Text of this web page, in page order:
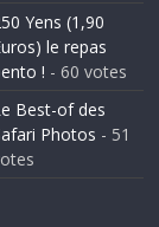
Yens (1,90
le repas
! - 60 votes
Best-of des
Photos - 51